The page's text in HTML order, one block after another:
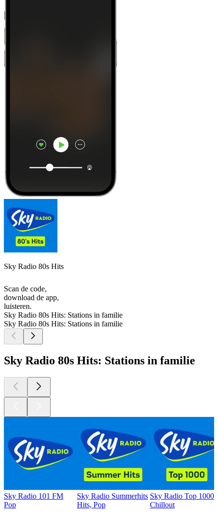
Sky Radio 80s Hits
Scan de code,
download de app,
luisteren.
Sky Radio 80s Hits: Stations in familie
Sky Radio 80s Hits: Stations in familie
Sky Radio 80s Hits: Stations in familie
Sky Radio 101 FM
Pop
Sky Radio Summerhits
Hits, Pop
Sky Radio Top 1000
Chillout